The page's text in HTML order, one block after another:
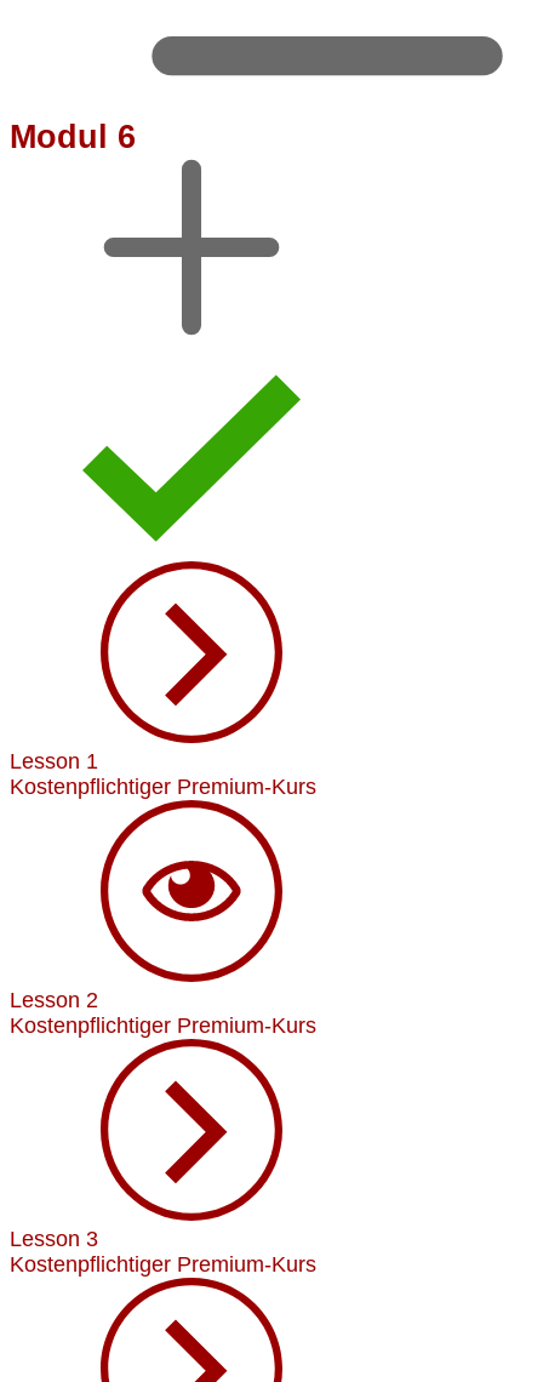
Modul 6
Lesson 1
Kostenpflichtiger Premium-Kurs
Lesson 2
Kostenpflichtiger Premium-Kurs
Lesson 3
Kostenpflichtiger Premium-Kurs